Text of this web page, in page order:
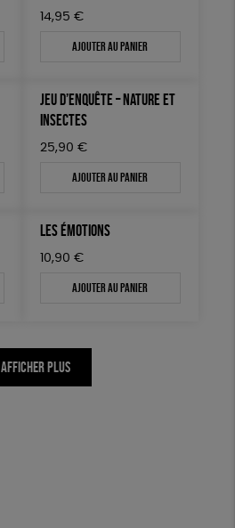
14,95 €
Ajouter au panier
JEU D’ENQUÊTE – NATURE ET
INSECTES
25,90 €
Ajouter au panier
LES ÉMOTIONS
10,90 €
Ajouter au panier
AFFICHER PLUS